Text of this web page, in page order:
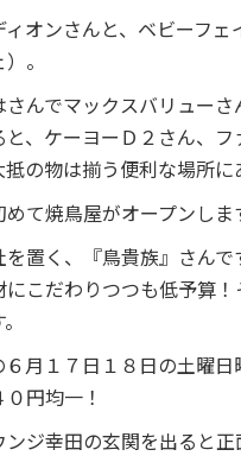
ィオンさんと、ベビーフェ
。
んでマックスバリューさ
、ケーヨーＤ２さん、
の物は揃う便利な場所に
て焼鳥屋がオープンしま
置く、『鳥貴族』さんで
にこだわりつつも低予算！
６月１７日１８日の土曜
円均一！
ンジ幸田の玄関を出ると